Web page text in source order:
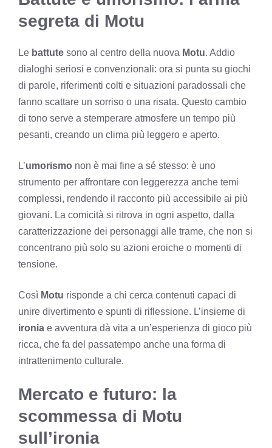
segreta di Motu
Le battute sono al centro della nuova Motu. Addio
dialoghi seriosi e convenzionali: ora si punta su giochi
di parole, riferimenti colti e situazioni paradossali che
fanno scattare un sorriso o una risata. Questo cambio
di tono serve a stemperare atmosfere un tempo più
pesanti, creando un clima più leggero e aperto.
L’umorismo non è mai fine a sé stesso: è uno
strumento per affrontare con leggerezza anche temi
complessi, rendendo il racconto più accessibile ai più
giovani. La comicità si ritrova in ogni aspetto, dalla
caratterizzazione dei personaggi alle trame, che non si
concentrano più solo su azioni eroiche o momenti di
tensione.
Così Motu risponde a chi cerca contenuti capaci di
unire divertimento e spunti di riflessione. L’insieme di
ironia e avventura dà vita a un’esperienza di gioco più
ricca, che fa del passatempo anche una forma di
intrattenimento culturale.
Mercato e futuro: la
scommessa di Motu
sull’ironia